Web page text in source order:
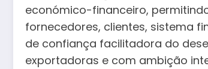
económico-financeiro,
fornecedores, clientes, sistema
de confiança facilitadora do
exportadoras e com ambição